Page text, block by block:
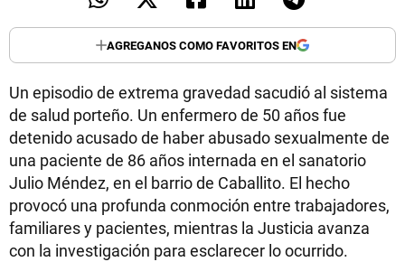
AGREGANOS COMO FAVORITOS EN
Un episodio de extrema gravedad sacudió al sistema
de salud porteño. Un enfermero de 50 años fue
detenido acusado de haber abusado sexualmente de
una paciente de 86 años internada en el sanatorio
Julio Méndez, en el barrio de Caballito. El hecho
provocó una profunda conmoción entre trabajadores,
familiares y pacientes, mientras la Justicia avanza
con la investigación para esclarecer lo ocurrido.